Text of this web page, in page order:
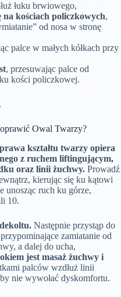
łuku brwiowego,
kościach policzkowych,
od nosa w stronę
palce w małych kółkach przy
, przesuwając palce od
kości policzkowej.
.
Owal Twarzy?
kształtu twarzy opiera
z ruchem liftingującym,
oraz linii żuchwy. Prowadź
kierując się ku kątowi
unosząc ruch ku górze,
10.
Następnie przystąp do
zamiatanie od
a dalej do ucha,
jest masaż żuchwy i
palców wzdłuż linii
nie wywołać dyskomfortu.